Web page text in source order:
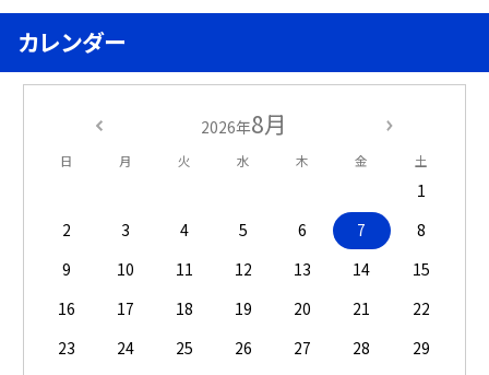
カレンダー
2026年8月
日 月 火 水 木 金 土
1
2
3 4 5 6 7
8
9
10 11 12 13 14
15
16
17 18 19 20 21
22
23
24 25 26 27 28
29